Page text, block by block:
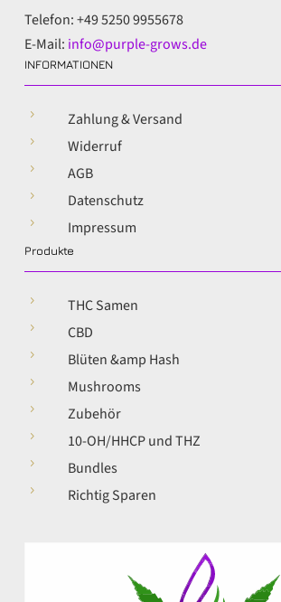
Telefon: +49 5250 9955678
E-Mail: info@purple-grows.de
INFORMATIONEN
5 Zahlung & Versand
5 Widerruf
5 AGB
5 Datenschutz
5 Impressum
Produkte
5 THC Samen
5 CBD
5 Blüten &amp Hash
5 Mushrooms
5 Zubehör
5 10-OH/HHCP und THZ
5 Bundles
5 Richtig Sparen